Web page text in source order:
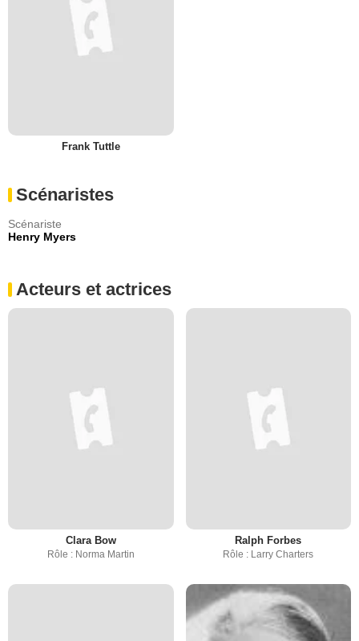
Frank Tuttle
Scénaristes
Scénariste
Henry Myers
Acteurs et actrices
Clara Bow
Rôle : Norma Martin
Ralph Forbes
Rôle : Larry Charters